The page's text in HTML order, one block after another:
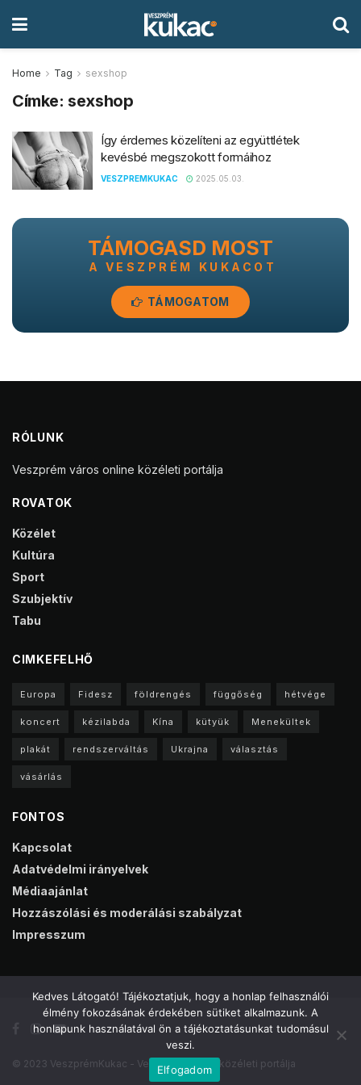
Home Tag sexshop
Címke: sexshop
Így érdemes közelíteni az együttlétek
kevésbé megszokott formáihoz
VESZPREMKUKAC 2025.05.03.
TÁMOGASD MOST
A VESZPRÉM KUKACOT
TÁMOGATOM
RÓLUNK
Veszprém város online közéleti portálja
ROVATOK
Közélet
Kultúra
Sport
Szubjektív
Tabu
CIMKEFELHŐ
Europa Fidesz földrengés függőség hétvége
koncert kézilabda Kína kütyük Menekültek
plakát rendszerváltás Ukrajna választás
vásárlás
FONTOS
Kapcsolat
Adatvédelmi irányelvek
Médiaajánlat
Hozzászólási és moderálási szabályzat
Impresszum
© 2023 VeszprémKukac - Veszprém online közéleti portálja
Kedves Látogató! Tájékoztatjuk, hogy a honlap felhasználói
élmény fokozásának érdekében sütiket alkalmazunk. A
honlapunk használatával ön a tájékoztatásunkat tudomásul
veszi.
Elfogadom